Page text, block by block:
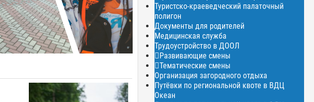
Туристско-краеведческий палаточный
полигон
Документы для родителей
Медицинская служба
Трудоустройство в ДООЛ
Развивающие смены
Тематические смены
Организация загородного отдыха
Путёвки по региональной квоте в ВДЦ
Океан